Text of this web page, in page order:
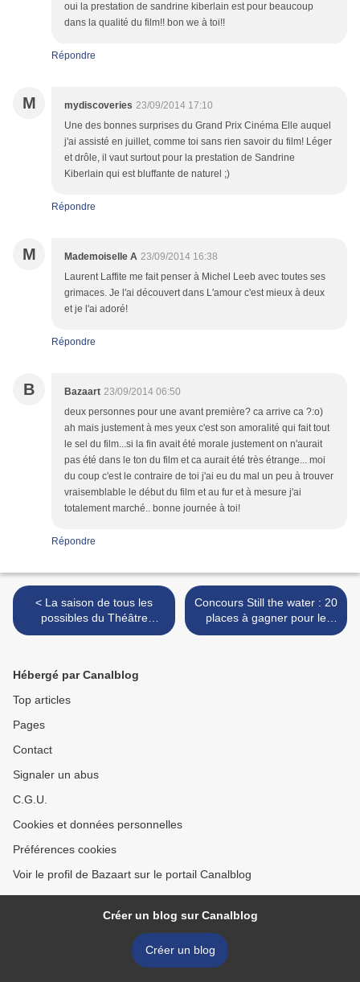
oui la prestation de sandrine kiberlain est pour beaucoup
dans la qualité du film!! bon we à toi!!
Répondre
M mydiscoveries 23/09/2014 17:10
Une des bonnes surprises du Grand Prix Cinéma Elle auquel
j'ai assisté en juillet, comme toi sans rien savoir du film! Léger
et drôle, il vaut surtout pour la prestation de Sandrine
Kiberlain qui est bluffante de naturel ;)
Répondre
M Mademoiselle A 23/09/2014 16:38
Laurent Laffite me fait penser à Michel Leeb avec toutes ses
grimaces. Je l'ai découvert dans L'amour c'est mieux à deux
et je l'ai adoré!
Répondre
B Bazaart 23/09/2014 06:50
deux personnes pour une avant première? ca arrive ca ?:o)
ah mais justement à mes yeux c'est son amoralité qui fait tout
le sel du film...si la fin avait été morale justement on n'aurait
pas été dans le ton du film et ca aurait été très étrange... moi
du coup c'est le contraire de toi j'ai eu du mal un peu à trouver
vraisemblable le début du film et au fur et à mesure j'ai
totalement marché.. bonne journée à toi!
Répondre
< La saison de tous les
possibles du Théâtre
Nouvelle Génération
Concours Still the water : 20
places à gagner pour le
nouveau film de Naomi
Hébergé par Canalblog
Top articles
Pages
Contact
Signaler un abus
C.G.U.
Cookies et données personnelles
Préférences cookies
Voir le profil de Bazaart sur le portail Canalblog
Créer un blog sur Canalblog
Créer un blog